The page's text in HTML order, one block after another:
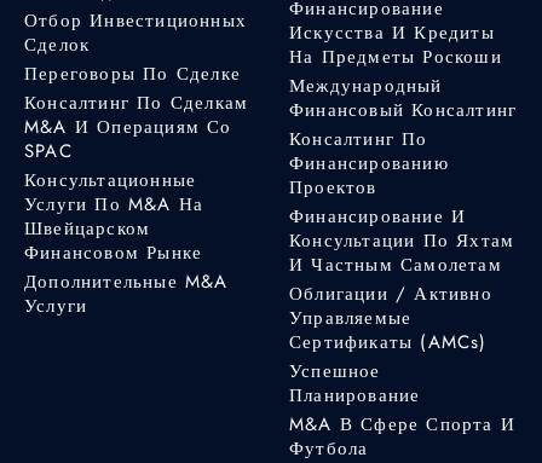
Отбор Инвестиционных
Сделок
Переговоры По Сделке
Консалтинг По Сделкам
M&A И Операциям Со
SPAC
Консультационные
Услуги По M&A На
Швейцарском
Финансовом Рынке
Дополнительные M&A
Услуги
Финансирование
Искусства И Кредиты
На Предметы Роскоши
Международный
Финансовый Консалтинг
Консалтинг По
Финансированию
Проектов
Финансирование И
Консультации По Яхтам
И Частным Самолетам
Облигации / Активно
Управляемые
Сертификаты (AMCs)
Успешное
Планирование
M&A В Сфере Спорта И
Футбола